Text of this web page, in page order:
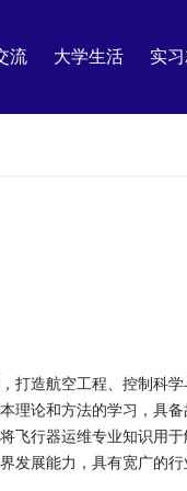
流 大学生活 实
打造航空工程、控制科
理论和方法的学习，具
行器运维专业知识用于
展能力，具有宽广的行